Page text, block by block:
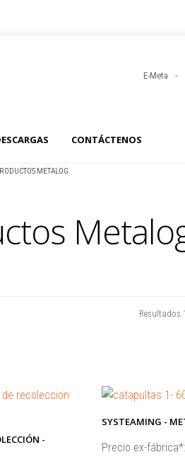
E-Meta
CONTÁCTENOS
METALOG
Resultados
-
SYSTEAMING -
Precio ex-fábrica*: